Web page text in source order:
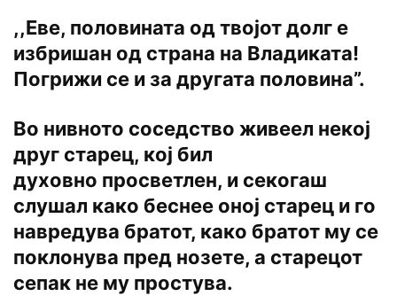
,,Еве, половината од твојот долг е
избришан од страна на Владиката!
Погрижи се и за другата половина”.
Во нивното соседство живеел некој
друг старец, кој бил
духовно просветлен, и секогаш
слушал како беснее оној старец и го
навредува братот, како братот му се
поклонува пред нозете, а старецот
сепак не му простува.